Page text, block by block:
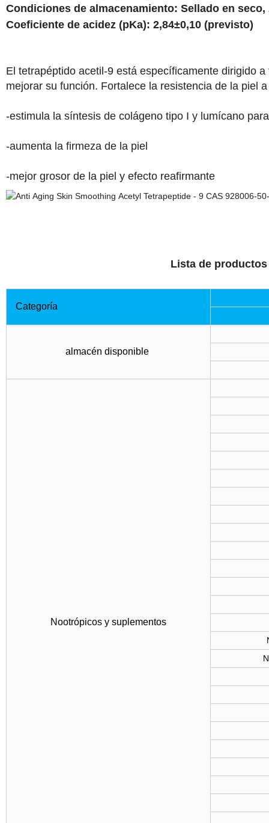
Condiciones de almacenamiento: Sellado en seco,
Coeficiente de acidez (pKa): 2,84±0,10 (previsto)
El tetrapéptido acetil-9 está específicamente dirigido
mejorar su función. Fortalece la resistencia de la piel
-estimula la síntesis de colágeno tipo I y lumícano
-aumenta la firmeza de la piel
-mejor grosor de la piel y efecto reafirmante
Lista de
Categoría
almacén disponible
Nootrópicos y suplementos